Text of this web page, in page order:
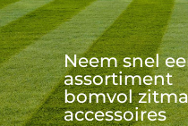
Neem snel
assortiment
bomvol
accessoires